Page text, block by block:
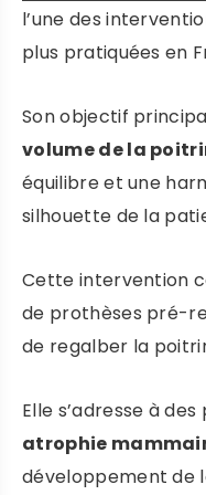
l’une des
plus pratiquées en
Son objectif
volume de la
équilibre et une
silhouette de la
Cette intervention
de prothèses pré-
de regalber la
Elle s’adresse à
atrophie
développement de
DR